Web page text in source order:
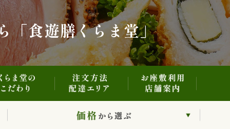
「食遊膳くらま堂」